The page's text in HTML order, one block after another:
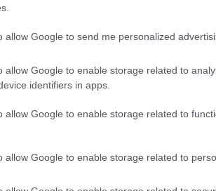
allow Google to send me personalized
allow Google to enable storage related to
identifiers in apps.
allow Google to enable storage related to
allow Google to enable storage related to
ειναι τα σχόλια των
με την υποδοχή του
από τον Τούρκο πρόεδρο
παλάτι στην Άγκυρα για το
ΝΑΤΟ που συμμετέχουν στη
PM Mitsotakis is welcomed by